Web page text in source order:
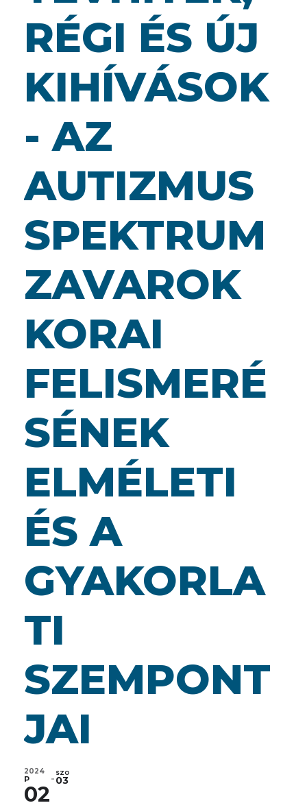
RÉGI ÉS ÚJ
KIHÍVÁSOK
- AZ
AUTIZMUS
SPEKTRUM
ZAVAROK
KORAI
FELISMERÉ
SÉNEK
ELMÉLETI
ÉS A
GYAKORLA
TI
SZEMPONT
JAI
2024
P
02
SZO
03